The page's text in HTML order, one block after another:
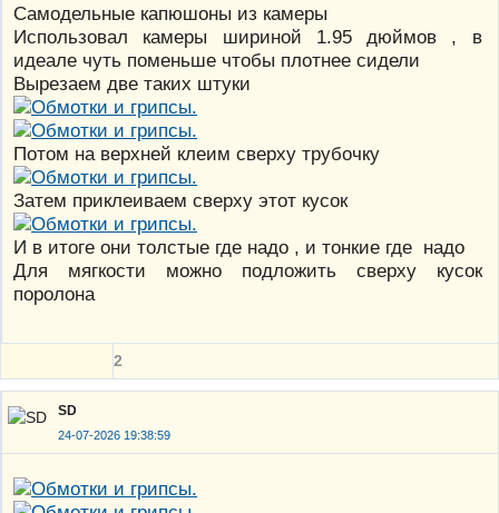
Самодельные капюшоны из камеры
Использовал камеры шириной 1.95 дюймов , в
идеале чуть поменьше чтобы плотнее сидели
Вырезаем две таких штуки
Потом на верхней клеим сверху трубочку
Затем приклеиваем сверху этот кусок
И в итоге они толстые где надо , и тонкие где надо
Для мягкости можно подложить сверху кусок
поролона
2
SD
24-07-2026 19:38:59